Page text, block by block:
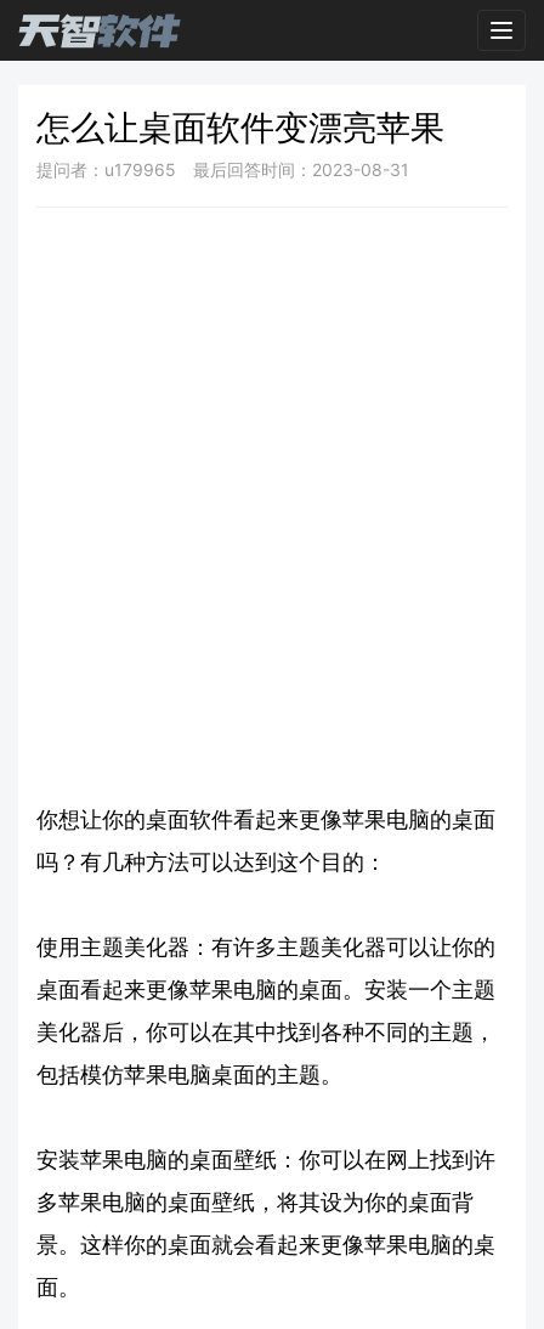
怎么让桌面软件变漂亮苹果
提问者：u179965 最后回答时间：2023-08-31
你想让你的桌面软件看起来更像苹果电脑的桌面
吗？有几种方法可以达到这个目的：
使用主题美化器：有许多主题美化器可以让你的
桌面看起来更像苹果电脑的桌面。安装一个主题
美化器后，你可以在其中找到各种不同的主题，
包括模仿苹果电脑桌面的主题。
安装苹果电脑的桌面壁纸：你可以在网上找到许
多苹果电脑的桌面壁纸，将其设为你的桌面背
景。这样你的桌面就会看起来更像苹果电脑的桌
面。